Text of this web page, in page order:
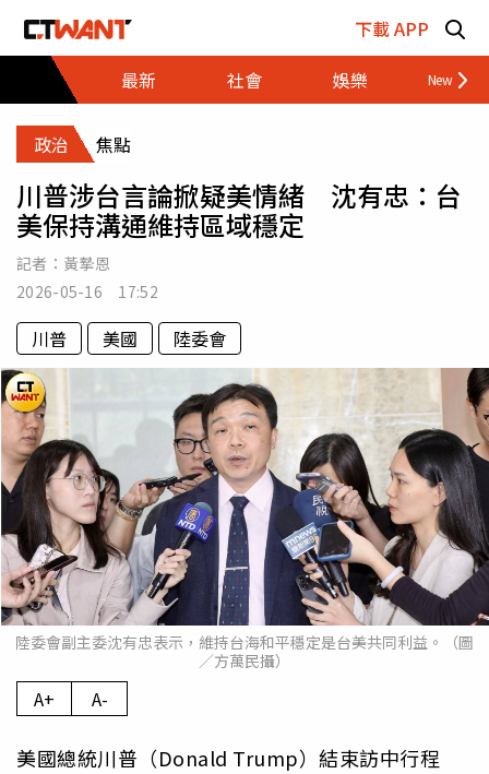
下載 APP
最新
社會 娛樂 財經
政治 焦點
川普涉台言論掀疑美情緒 沈有忠：台
美保持溝通維持區域穩定
記者： 黃摯恩
2026-05-16 17:52
川普 美國 陸委會
陸委會副主委沈有忠表示，維持台海和平穩定是台美共同利益。（圖
／方萬民攝）
A+ A-
美國總統川普（Donald Trump）結束訪中行程